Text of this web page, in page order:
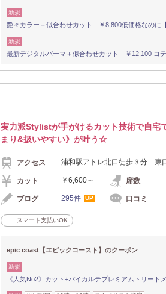
新規
艶々カラー＋似合わせカット ￥8,800低価格なのに
新規
最新デジタルパーマ＋似合わせカット ￥12,100 コ
実力派Stylistが手がけるカット技術で自宅
まり&扱いやすい》が叶う☆
アクセス 浦和駅アトレ北口徒歩３分 東
カット ￥6,600～ 席数
ブログ 295件 UP 口コミ
スマート支払いOK
epic coast【エピックコースト】のクーポン
新規
《人気No2》カット+バイカルテプレミアムトリート